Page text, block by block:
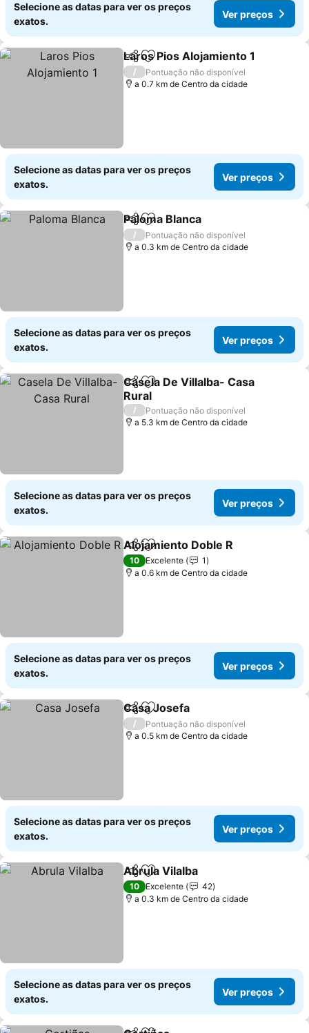
Selecione as datas para ver os preços
exatos.
Ver preços
PartilharAdicionar aos favoritos
Laros Pios Alojamiento 1
/
Pontuação não disponível
a 0.7 km de Centro da cidade
Selecione as datas para ver os preços
exatos.
Ver preços
PartilharAdicionar aos favoritos
Paloma Blanca
/
Pontuação não disponível
a 0.3 km de Centro da cidade
Selecione as datas para ver os preços
exatos.
Ver preços
PartilharAdicionar aos favoritos
Casela De Villalba- Casa
Rural
Ver preços
/
Pontuação não disponível
a 5.3 km de Centro da cidade
Selecione as datas para ver os preços
exatos.
Ver preços
PartilharAdicionar aos favoritos
Alojamiento Doble R
10 Excelente
1
a 0.6 km de Centro da cidade
Selecione as datas para ver os preços
exatos.
Ver preços
PartilharAdicionar aos favoritos
Casa Josefa
/
Pontuação não disponível
a 0.5 km de Centro da cidade
Selecione as datas para ver os preços
exatos.
Ver preços
PartilharAdicionar aos favoritos
Abrula Vilalba
10 Excelente
42
a 0.3 km de Centro da cidade
Selecione as datas para ver os preços
exatos.
Ver preços